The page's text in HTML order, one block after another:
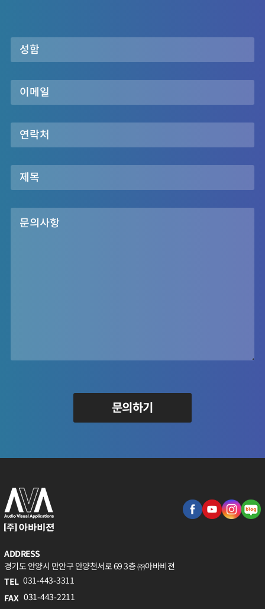
문의하기
ADDRESS
경기도 안양시 만안구 안양천서로 69 3층 ㈜아바비젼
TEL 031-443-3311
FAX 031-443-2211